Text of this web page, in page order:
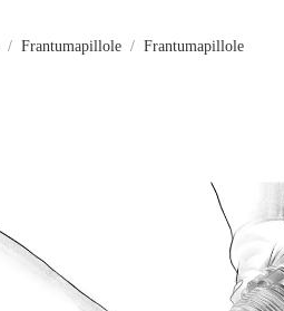
Frantumapillole Frantumapillole